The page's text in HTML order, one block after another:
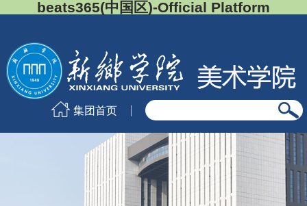
beats365(中国区)-Official Platform
集团首页